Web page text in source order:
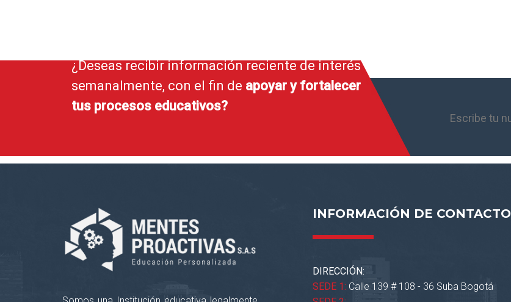
¿Deseas recibir información reciente de interés
semanalmente, con el fin de apoyar y fortalecer
tus procesos educativos?
INFORMACIÓN DE CONTACTO
DIRECCIÓN:
SEDE 1: Calle 139 # 108 - 36 Suba Bogotá